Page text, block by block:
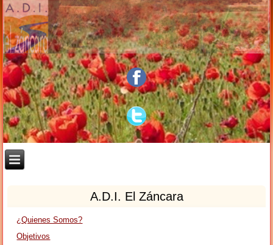
A.D.I. El Záncara
¿Quienes Somos?
Objetivos